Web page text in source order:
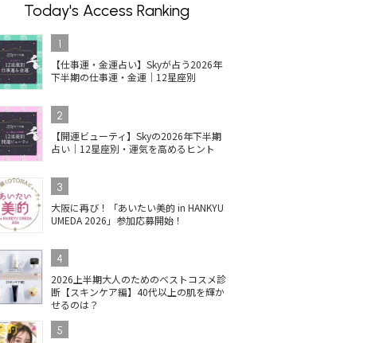
Today's Access Ranking
1
【仕事運・金運占い】Skyが占う2026年
下半期の仕事運・金運｜12星座別
2
【開運ビューティ】Skyの2026年下半期
占い｜12星座別・運気を高めるヒント
3
大阪に再び！「あいたい美的 in HANKYU
UMEDA 2026」参加応募開始！
4
2026上半期大人のためのベストコスメ診
断【スキンケア編】40代以上の肌を輝か
せるのは？
5